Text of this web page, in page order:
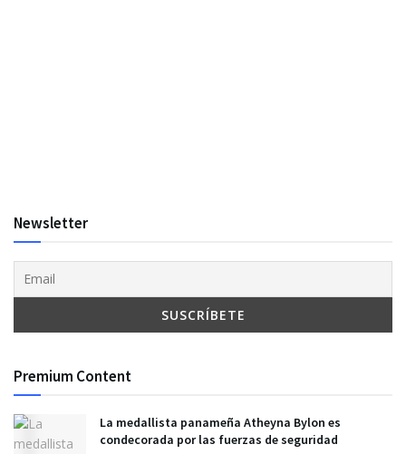
Newsletter
Premium Content
La medallista panameña Atheyna Bylon es
condecorada por las fuerzas de seguridad